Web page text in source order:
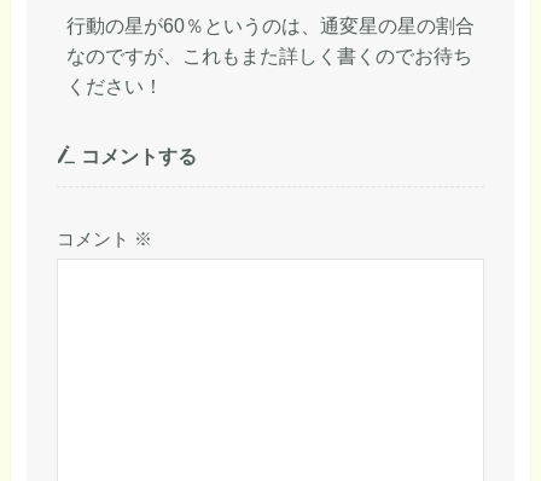
行動の星が60％というのは、通変星の星の割合
なのですが、これもまた詳しく書くのでお待ち
ください！
コメントする
コメント ※